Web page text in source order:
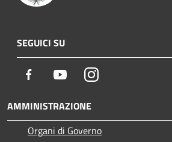
SEGUICI SU
Facebook YoutubeInstagram
AMMINISTRAZIONE
Organi di Governo